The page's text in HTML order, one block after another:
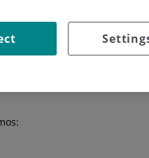
poder refractivo diferente.